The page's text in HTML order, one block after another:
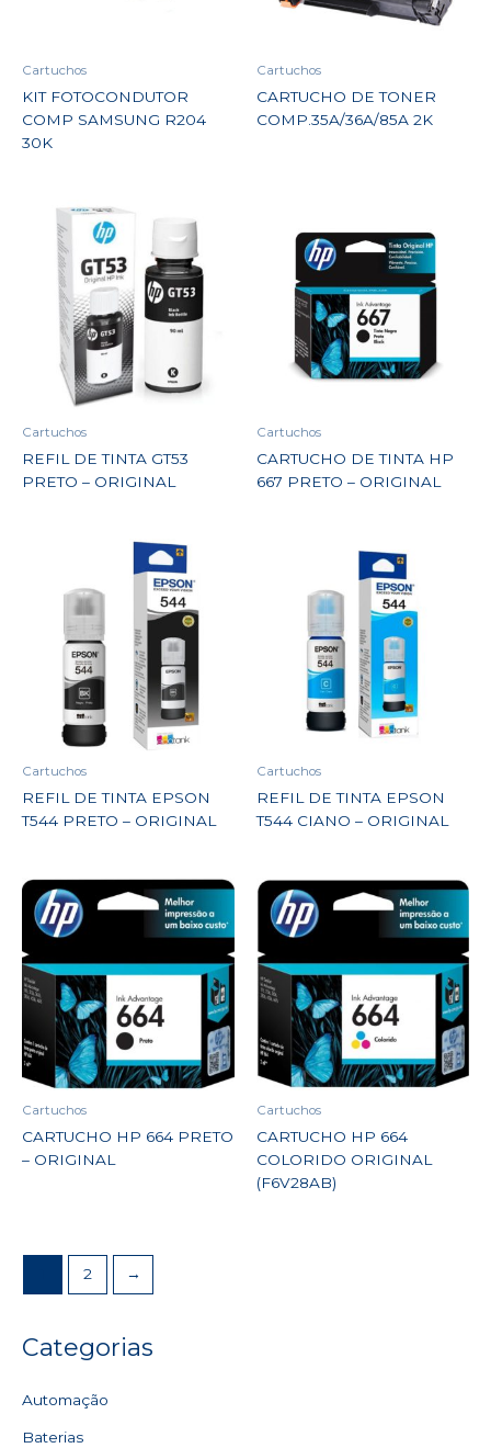
Categorias
Automação
Baterias
Cartuchos
KIT FOTOCONDUTOR
COMP SAMSUNG R204
30K
Cartuchos
CARTUCHO DE TONER
COMP.35A/36A/85A 2K
Cartuchos
REFIL DE TINTA GT53
PRETO – ORIGINAL
Cartuchos
CARTUCHO DE TINTA HP
667 PRETO – ORIGINAL
Cartuchos
REFIL DE TINTA EPSON
T544 PRETO – ORIGINAL
Cartuchos
REFIL DE TINTA EPSON
T544 CIANO – ORIGINAL
Cartuchos
CARTUCHO HP 664 PRETO
– ORIGINAL
Cartuchos
CARTUCHO HP 664
COLORIDO ORIGINAL
(F6V28AB)
2 →